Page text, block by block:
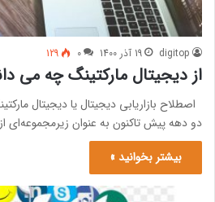
digitop 19 آذر 1400 0
129
از دیجیتال مارکتینگ چه می
دو دهه پیش تاکنون به عنوان زیرمجموعه‌ای
بیشتر بخوانید »